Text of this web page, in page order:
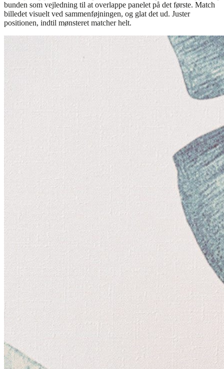
bunden som vejledning til at overlappe panelet på det første. Match
billedet visuelt ved sammenføjningen, og glat det ud. Juster
positionen, indtil mønsteret matcher helt.